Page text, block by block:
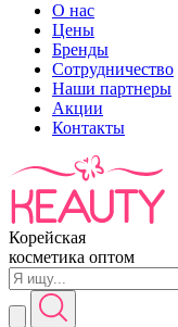
О нас
Цены
Бренды
Сотрудничество
Наши партнеры
Акции
Контакты
Корейская
косметика оптом